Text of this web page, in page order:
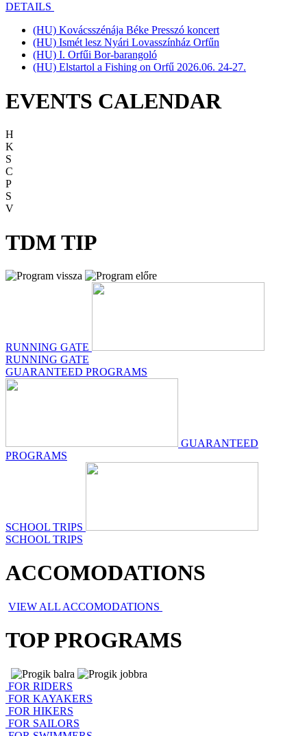
DETAILS
(HU) Kovácsszénája Béke Presszó koncert
(HU) Ismét lesz Nyári Lovasszínház Orfűn
(HU) I. Orfűi Bor-barangoló
(HU) Elstartol a Fishing on Orfű 2026.06. 24-27.
EVENTS CALENDAR
H
K
S
C
P
S
V
TDM TIP
RUNNING GATE
RUNNING GATE
GUARANTEED PROGRAMS
GUARANTEED
PROGRAMS
SCHOOL TRIPS
SCHOOL TRIPS
ACCOMODATIONS
VIEW ALL ACCOMODATIONS
TOP PROGRAMS
FOR RIDERS
FOR KAYAKERS
FOR HIKERS
FOR SAILORS